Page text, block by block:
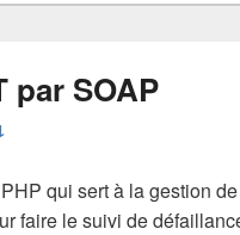
par SOAP
qui sert à la gestion
faire le suivi de